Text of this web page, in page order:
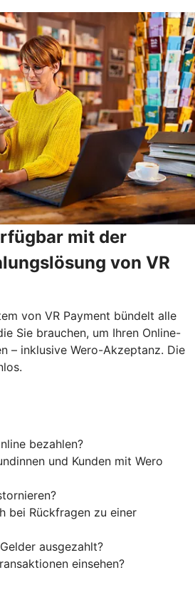
mit der
von VR
von VR Payment bündelt alle
Sie brauchen, um Ihren Online-
– inklusive Wero-Akzeptanz. Die
bezahlen?
und Kunden mit Wero
bei Rückfragen zu einer
ausgezahlt?
einsehen?